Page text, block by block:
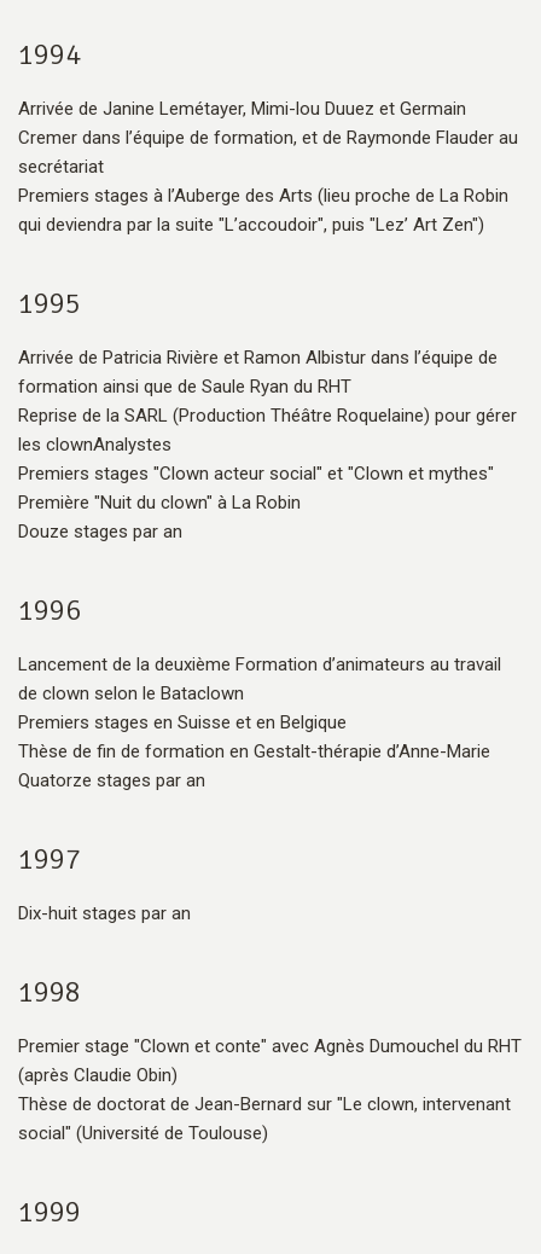
1994
Arrivée de Janine Lemétayer, Mimi-lou Duuez et Germain
Cremer dans l’équipe de formation, et de Raymonde Flauder au
secrétariat
Premiers stages à l’Auberge des Arts (lieu proche de La Robin
qui deviendra par la suite "L’accoudoir", puis "Lez’ Art Zen")
1995
Arrivée de Patricia Rivière et Ramon Albistur dans l’équipe de
formation ainsi que de Saule Ryan du RHT
Reprise de la SARL (Production Théâtre Roquelaine) pour gérer
les clownAnalystes
Premiers stages "Clown acteur social" et "Clown et mythes"
Première "Nuit du clown" à La Robin
Douze stages par an
1996
Lancement de la deuxième Formation d’animateurs au travail
de clown selon le Bataclown
Premiers stages en Suisse et en Belgique
Thèse de fin de formation en Gestalt-thérapie d’Anne-Marie
Quatorze stages par an
1997
Dix-huit stages par an
1998
Premier stage "Clown et conte" avec Agnès Dumouchel du RHT
(après Claudie Obin)
Thèse de doctorat de Jean-Bernard sur "Le clown, intervenant
social" (Université de Toulouse)
1999